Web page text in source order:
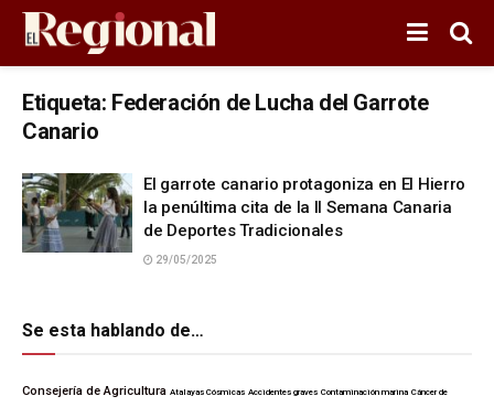
Etiqueta: Federación de Lucha del Garrote
Canario
El garrote canario protagoniza en El Hierro
la penúltima cita de la II Semana Canaria
de Deportes Tradicionales
29/05/2025
Se esta hablando de…
Consejería de Agricultura Atalayas Cósmicas Accidentes graves Contaminación marina Cáncer de